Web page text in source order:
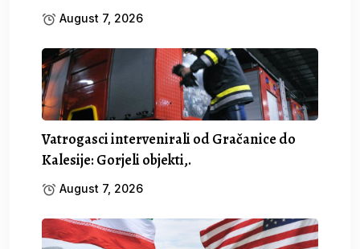
August 7, 2026
Vatrogasci intervenirali od Gračanice do
Kalesije: Gorjeli objekti,.
August 7, 2026